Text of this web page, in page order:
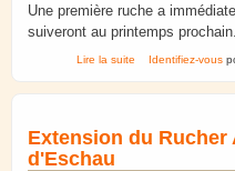
Une première ruche a
suiveront au printemps prochain.
Lire la suite de Installation de
Identifiez-vous
Extension du
d'Eschau